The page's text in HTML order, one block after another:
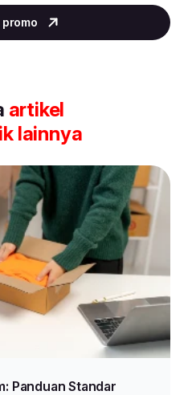
artikel
lainnya
Panduan Standar